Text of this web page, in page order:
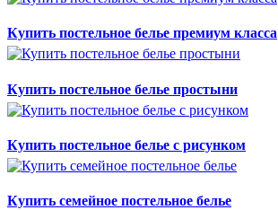
Купить постельное белье премиум класса
Купить постельное белье простыни
Купить постельное белье с рисунком
Купить семейное постельное белье